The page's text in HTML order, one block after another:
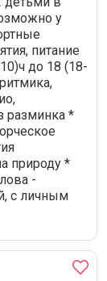
у
питание
до 18 (18-
разминка *
природу *
-
с личным